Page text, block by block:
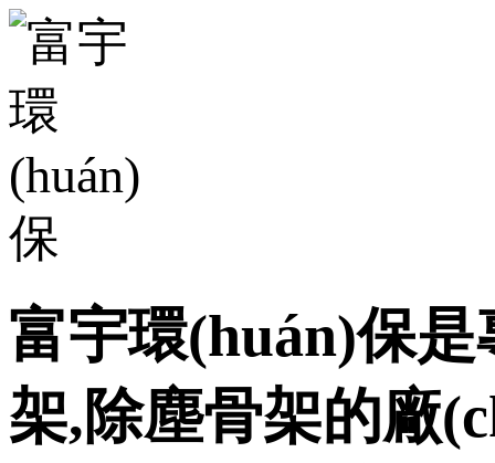
富宇環(huán)保
架,除塵骨架的廠